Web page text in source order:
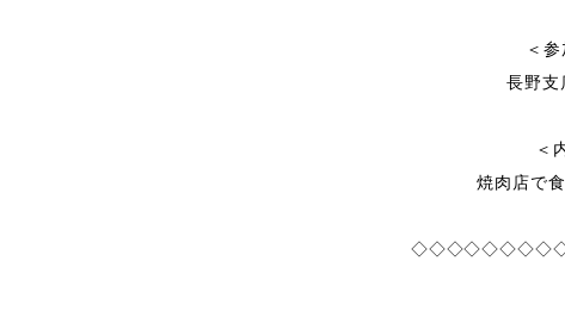
＜
長野
＜
焼肉店で